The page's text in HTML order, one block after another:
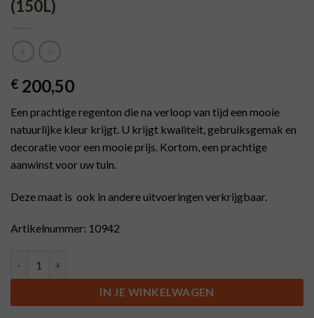
(150L)
€ 200,50
Een prachtige regenton die na verloop van tijd een mooie
natuurlijke kleur krijgt. U krijgt kwaliteit, gebruiksgemak en
decoratie voor een mooie prijs. Kortom, een prachtige
aanwinst voor uw tuin.
Deze maat is ook in andere uitvoeringen verkrijgbaar.
Artikelnummer: 10942
IN JE WINKELWAGEN